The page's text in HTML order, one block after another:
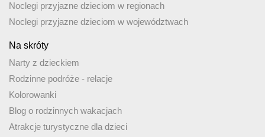
Noclegi przyjazne dzieciom w regionach
Noclegi przyjazne dzieciom w województwach
Na skróty
Narty z dzieckiem
Rodzinne podróże - relacje
Kolorowanki
Blog o rodzinnych wakacjach
Atrakcje turystyczne dla dzieci